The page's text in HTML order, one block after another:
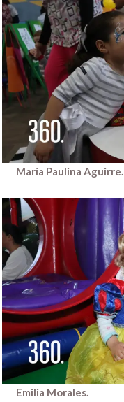
María Paulina Aguirre.
Emilia Morales.